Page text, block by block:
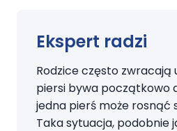
Ekspert radzi
Rodzice często zwracają
piersi bywa początkowo
jedna pierś może rosnąć
Taka sytuacja, podobnie